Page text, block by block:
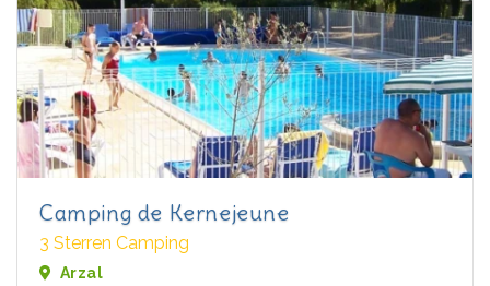
Camping de Kernejeune
3 Sterren Camping
Arzal